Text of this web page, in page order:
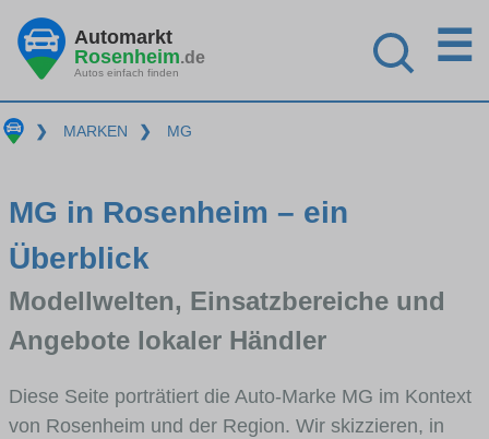
Automarkt
Rosenheim.de
Autos einfach finden
☰
❯ MARKEN ❯ MG
MG in Rosenheim – ein
Überblick
Modellwelten, Einsatzbereiche und
Angebote lokaler Händler
Diese Seite porträtiert die Auto-Marke MG im Kontext
von Rosenheim und der Region. Wir skizzieren, in